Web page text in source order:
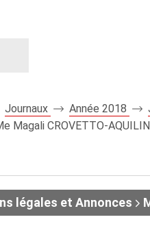
Journaux Année 2018
Magali CROVETTO-
légales et Annonces